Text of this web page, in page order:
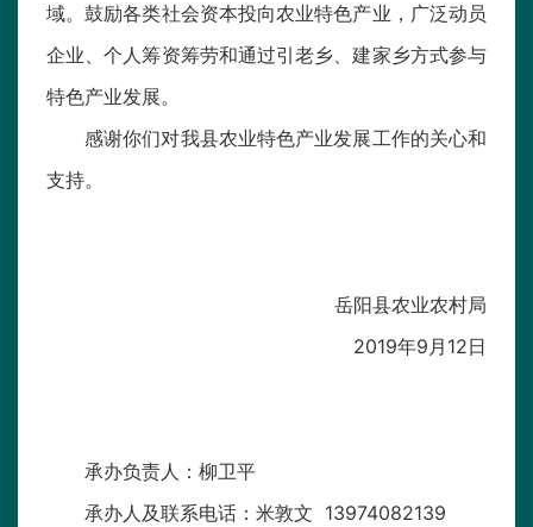
域。鼓励各类社会资本投向农业特色产业，广泛动员
企业、个人筹资筹劳和通过引老乡、建家乡方式参与
特色产业发展。
感谢你们对我县农业特色产业发展工作的关心和
支持。
岳阳县农业农村局
2019年9月12日
承办负责人：柳卫平
承办人及联系电话：米敦文 13974082139